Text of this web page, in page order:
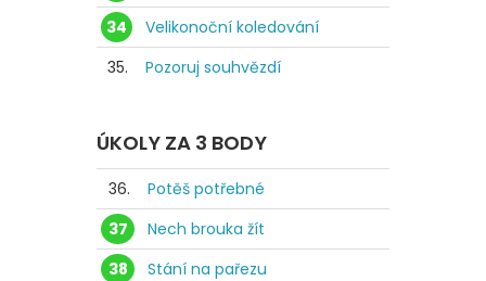
34
Velikonoční koledování
35.
Pozoruj souhvězdí
ÚKOLY ZA 3 BODY
36.
Potěš potřebné
37
Nech brouka žít
38
Stání na pařezu